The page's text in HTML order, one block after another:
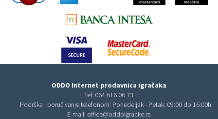
ODDO Internet prodavnica igračaka
Tel: 064 616 06 73
Podrška i poručivanje telefonom: Ponedeljak - Petak: 09:00 do 16:00h
E-mail: office@oddoigracke.rs